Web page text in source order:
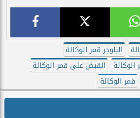
البلوجر قمر الوكالة
القبض على قمر الوكالة
قمر الوكالة